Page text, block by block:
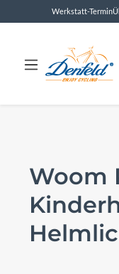
springenWerkstatt-Termin
Woom